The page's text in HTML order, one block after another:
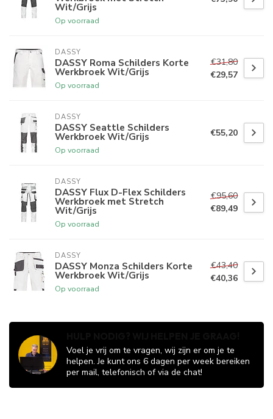
Wit/Grijs
Op voorraad
DASSY
DASSY Roma Schilders Korte
Werkbroek Wit/Grijs
Op voorraad
€31,80
€29,57
DASSY
DASSY Seattle Schilders
Werkbroek Wit/Grijs
Op voorraad
€55,20
DASSY
DASSY Flux D-Flex Schilders
Werkbroek met Stretch
Wit/Grijs
Op voorraad
€95,60
€89,49
DASSY
DASSY Monza Schilders Korte
Werkbroek Wit/Grijs
Op voorraad
€43,40
€40,36
Voel je vrij om te vragen, wij zijn er om je te
helpen. Je kunt ons 6 dagen per week bereiken
per mail, telefonisch of via de chat!